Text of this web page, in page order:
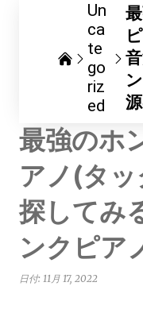
Un
ca
te
go
riz
ed
最強のホ
アノ(タ
探してみ
ンクピア
日付: 11月 17, 2022